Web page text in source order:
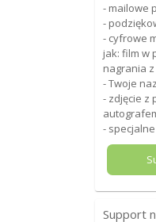
- mailowe
-
- cyfrowe
jak: film w
nagrania
- Twoje
- zdjęcie z
-
Support